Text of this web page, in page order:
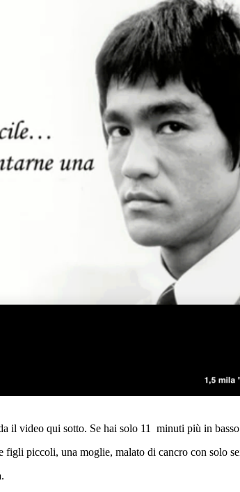
il video qui sotto. Se hai solo 11 minuti più in
piccoli, una moglie, malato di cancro con solo